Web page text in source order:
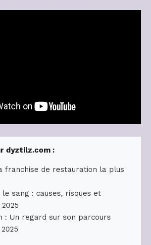
dyztilz.com :
franchise de restauration la plus
sang : causes, risques et
: Un regard sur son parcours